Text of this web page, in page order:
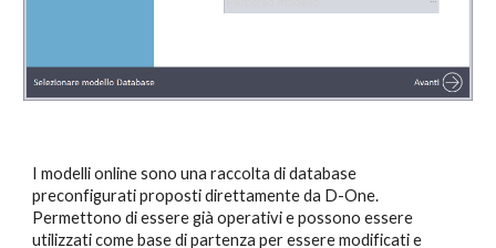
I modelli online sono una raccolta di database
preconfigurati proposti direttamente da D-One.
Permettono di essere già operativi e possono essere
utilizzati come base di partenza per essere modificati e